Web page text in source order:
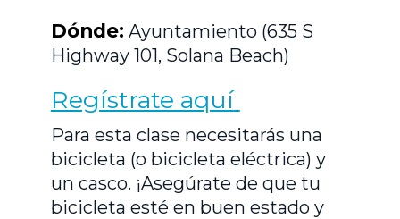
Dónde: Ayuntamiento (635 S
Highway 101, Solana Beach)
Regístrate aquí
Para esta clase necesitarás una
bicicleta (o bicicleta eléctrica) y
un casco. ¡Asegúrate de que tu
bicicleta esté en buen estado y